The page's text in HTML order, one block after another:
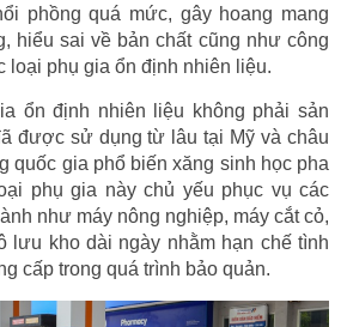
phồng quá mức, gây hoang mang
hiểu sai về bản chất cũng như công
loại phụ gia ổn định nhiên liệu.
ổn định nhiên liệu không phải sản
được sử dụng từ lâu tại Mỹ và châu
quốc gia phổ biến xăng sinh học pha
phụ gia này chủ yếu phục vụ các
như máy nông nghiệp, máy cắt cỏ,
lưu kho dài ngày nhằm hạn chế tình
cấp trong quá trình bảo quản.